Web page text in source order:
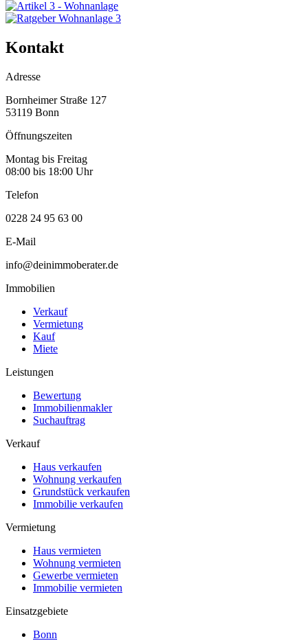
Kontakt
Adresse
Bornheimer Straße 127
53119 Bonn
Öffnungszeiten
Montag bis Freitag
08:00 bis 18:00 Uhr
Telefon
0228 24 95 63 00
E-Mail
info@deinimmoberater.de
Immobilien
Verkauf
Vermietung
Kauf
Miete
Leistungen
Bewertung
Immobilienmakler
Suchauftrag
Verkauf
Haus verkaufen
Wohnung verkaufen
Grundstück verkaufen
Immobilie verkaufen
Vermietung
Haus vermieten
Wohnung vermieten
Gewerbe vermieten
Immobilie vermieten
Einsatzgebiete
Bonn